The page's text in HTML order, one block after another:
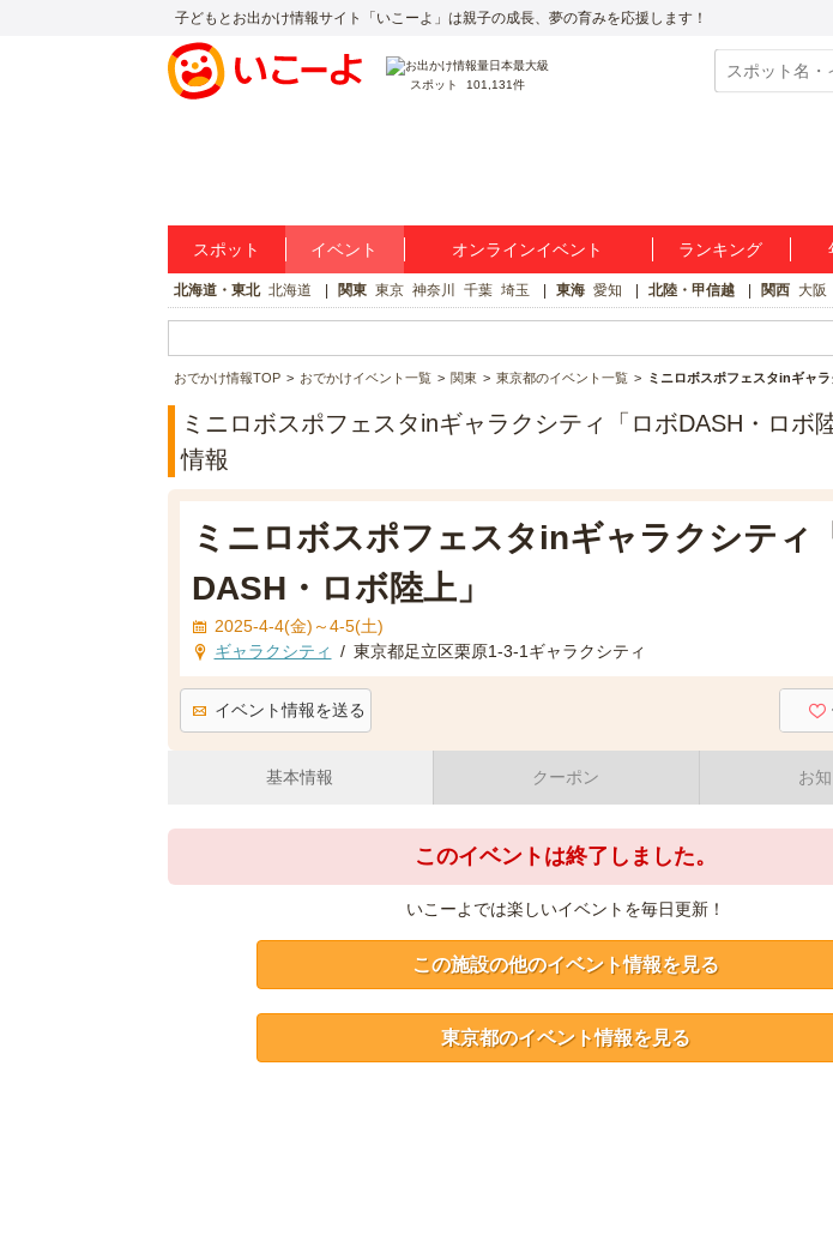
子どもとお出かけ情報サイト「いこーよ」は親子の成長、夢の育みを応援します！
スポット 101,131件
スポット イベント オンラインイベント ランキング
北海道・東北 北海道 関東 東京 神奈川 千葉 埼玉 東海 愛知 北陸・甲信越 関西 大阪
おでかけ情報TOP おでかけイベント一覧 関東 東京都のイベント一覧 ミニロボスポフェスタinギャ
ミニロボスポフェスタinギャラクシティ「ロボDASH・ロボ
情報
ミニロボスポフェスタinギャラクシティ
DASH・ロボ陸上」
2025-4-4(金)～4-5(土)
ギャラクシティ
/ 東京都足立区栗原1-3-1ギャラクシティ
イベント情報を送る
基本情報 クーポン お
このイベントは終了しました。
いこーよでは楽しいイベントを毎日更新！
この施設の他のイベント情報を見る
東京都のイベント情報を見る